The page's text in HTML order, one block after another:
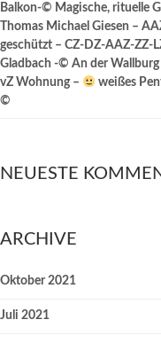
Balkon-© Magische, rituelle
Thomas Michael Giesen –
geschützt – CZ-DZ-AAZ-ZZ-
Gladbach -© An der Wallburg
vZ Wohnung –
weißes
©
NEUESTE
ARCHIVE
Oktober 2021
Juli 2021